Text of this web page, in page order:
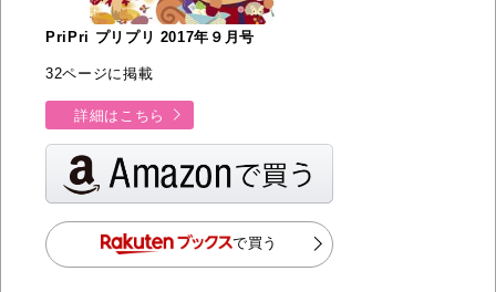
PriPri プリプリ 2017年９月号
32ページに掲載
詳細はこちら
で買う